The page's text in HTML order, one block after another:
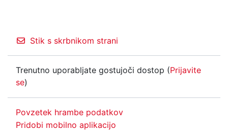
Stik s skrbnikom strani
Trenutno uporabljate gostujoči dostop (Prijavite
se)
Povzetek hrambe podatkov
Pridobi mobilno aplikacijo